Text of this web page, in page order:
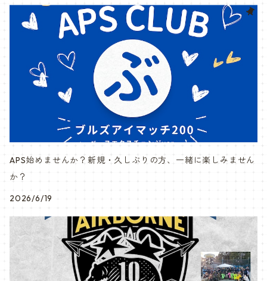
APS始めませんか？新規・久しぶりの方、一緒に楽しみません
か？
2026/6/19